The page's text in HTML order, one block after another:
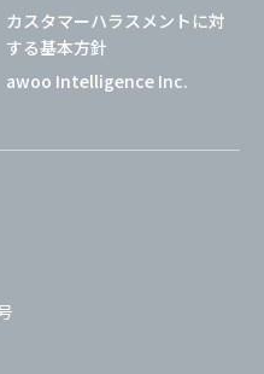
カスタマーハラスメントに対
する基本方針
awoo Intelligence Inc.